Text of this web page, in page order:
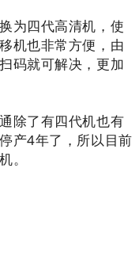
为四代高清机，使
机也非常方便，由
码就可解决，更加
除了有四代机也有
产4年了，所以目前
。